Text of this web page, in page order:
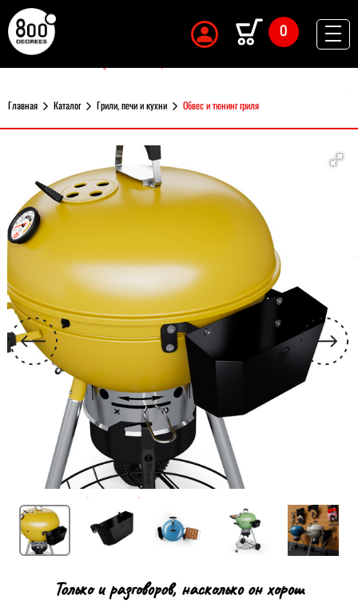
0
Главная Каталог Грили, печи и кухни Обвес и тюнинг гриля
Только и разговоров, насколько он хорош